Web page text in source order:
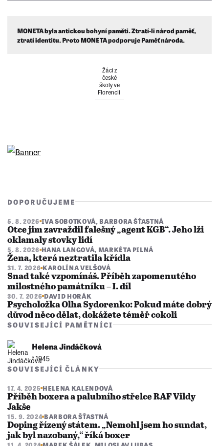
MONETA byla antickou bohyní paměti. Ztratí-li národ paměť,
ztratí identitu. Proto MONETA podporuje Paměť národa.
Žáci z
české
školy ve
Florencii
DOPORUČUJEME
5. 8. 2026 IVA SOBOTKOVÁ, BARBORA ŠŤASTNÁ
Otce jim zavraždil falešný „agent KGB“. Jeho lži
oklamaly stovky lidí
5. 8. 2026 HANA LANGOVÁ, MARKÉTA PILNÁ
Žena, která neztratila křídla
31. 7. 2026 KAROLÍNA VELŠOVÁ
Snad také vzpomínáš. Příběh zapomenutého
milostného památníku – I. díl
30. 7. 2026 DAVID HORÁK
Psycholožka Olha Sydorenko: Pokud máte dobrý
důvod něco dělat, dokážete téměř cokoli
SOUVISEJÍCÍ PAMĚTNÍCI
Helena Jindáčková
* 1945
SOUVISEJÍCÍ ČLÁNKY
17. 4. 2025 HELENA KALENDOVÁ
Příběh boxera a palubního střelce RAF Vildy
Jakše
15. 9. 2024 BARBORA ŠŤASTNÁ
Doping řízený státem. „Nemohl jsem ho sundat,
jak byl nazobaný,“ říká boxer